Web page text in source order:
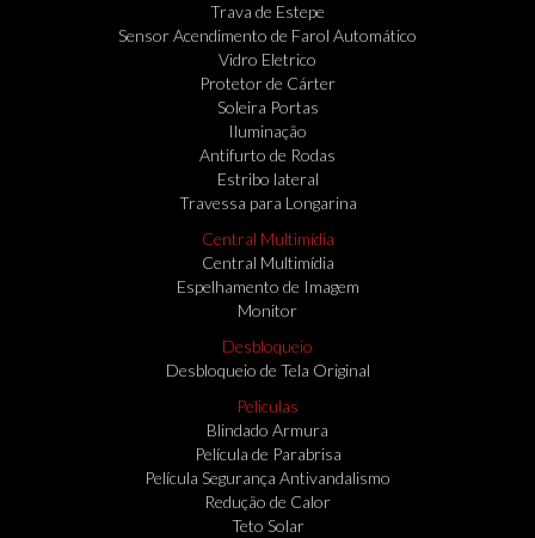
Trava de Estepe
Sensor Acendimento de Farol Automático
Vidro Eletrico
Protetor de Cárter
Soleira Portas
Iluminação
Antifurto de Rodas
Estribo lateral
Travessa para Longarina
Central Multimídia
Central Multimídia
Espelhamento de Imagem
Monitor
Desbloqueio
Desbloqueio de Tela Original
Peliculas
Blindado Armura
Película de Parabrisa
Película Segurança Antivandalismo
Redução de Calor
Teto Solar